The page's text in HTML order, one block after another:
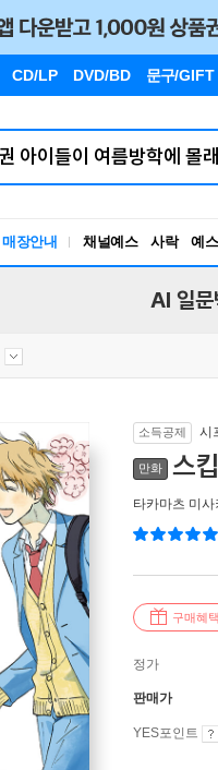
CD/LP DVD/BD 문구/GIFT
매장안내 채널예스 사락 예
AI 일문
소득공제 시
만화 스
타카마츠 미사
구매혜택
정가
판매가
YES포인트